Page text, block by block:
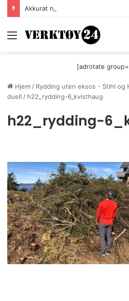
Akkurat nå er batteri-bordsaga til
Meny
[adrotate
Hjem / Rydding uten eksos - Stihl og
duell / h22_rydding-6_kvisthaug
h22_rydding-